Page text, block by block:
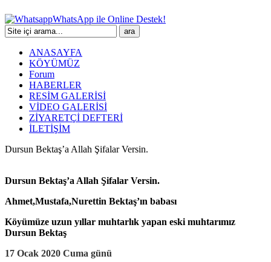
WhatsApp ile Online Destek!
ANASAYFA
KÖYÜMÜZ
Forum
HABERLER
RESİM GALERİSİ
VİDEO GALERİSİ
ZİYARETÇİ DEFTERİ
İLETİŞİM
Dursun Bektaş’a Allah Şifalar Versin.
Dursun Bektaş’a Allah Şifalar Versin.
Ahmet,Mustafa,Nurettin Bektaş’ın babası
Köyümüze uzun yıllar muhtarlık yapan eski muhtarımız
Dursun Bektaş
17 Ocak 2020 Cuma günü